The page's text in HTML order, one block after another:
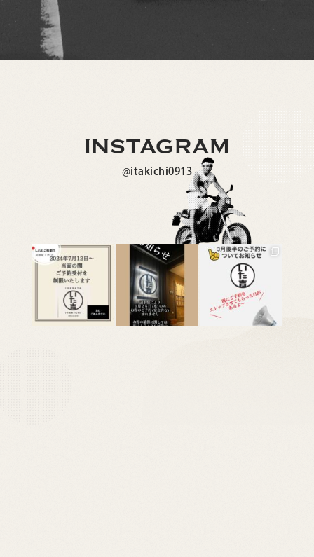
INSTAGRAM
@itakichi0913